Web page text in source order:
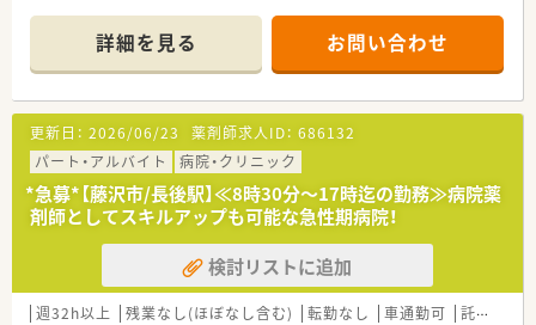
■研修制度は様々なプランがあり、集合研修だけでなく任意で受
講可能な研修も幅広く用意されています
■店舗で活躍する従業員、社外で活躍する従業員、将来経営幹部
となる従業員など、薬剤師として様々な活躍ができるフィールド
を用意されています
■総合薬剤師・調剤薬剤師（土日休み・19時までの勤務）どちらか
の働き方を選択できます
■調剤併設型だけでなく「医療モール・クリニック併設店舗」「敷
地内薬局」「訪問調剤特化型店舗」など様々な店舗を運営してい
ます
■在宅医療にも積極的取り組んでおり「訪問調剤特化型店舗」を
50店舗以上、無菌調剤室は業界最多の51店舗設置しています
■「プラチナくるみん認定企業」「健康経営優良法人2023（大規模
法人部門）認定」等を取得し一人ひとりが働きやすい環境が整備
詳細を見る お問い合わせ
更新日： 2026/06/23 薬剤師求人ID： 686132
パート・アルバイト
病院・クリニック
*急募*【藤沢市/長後駅】≪8時30分～17時迄の勤務≫病院薬
剤師としてスキルアップも可能な急性期病院！
検討リストに追加
週32h以上 残業なし(ほぼなし含む) 転勤なし 車通勤可 託児所あり